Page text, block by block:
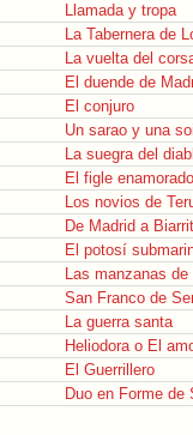
Llamada y tropa
La Tabernera de
La vuelta del
El duende de
El conjuro
Un sarao y una
La suegra del
El figle enamorado
Los novios de
De Madrid a
El potosí
Las manzanas de
San Franco de
La guerra santa
Heliodora o El
El Guerrillero
Duo en Forme de